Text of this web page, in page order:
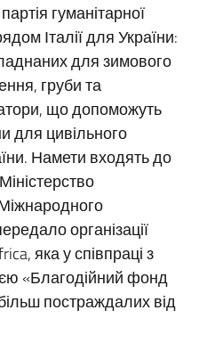
гуманітарної
Італії для України:
для зимового
груби та
що допоможуть
для цивільного
Намети входять до
організації
яка у співпраці з
«Благодійний фонд
постраждалих від